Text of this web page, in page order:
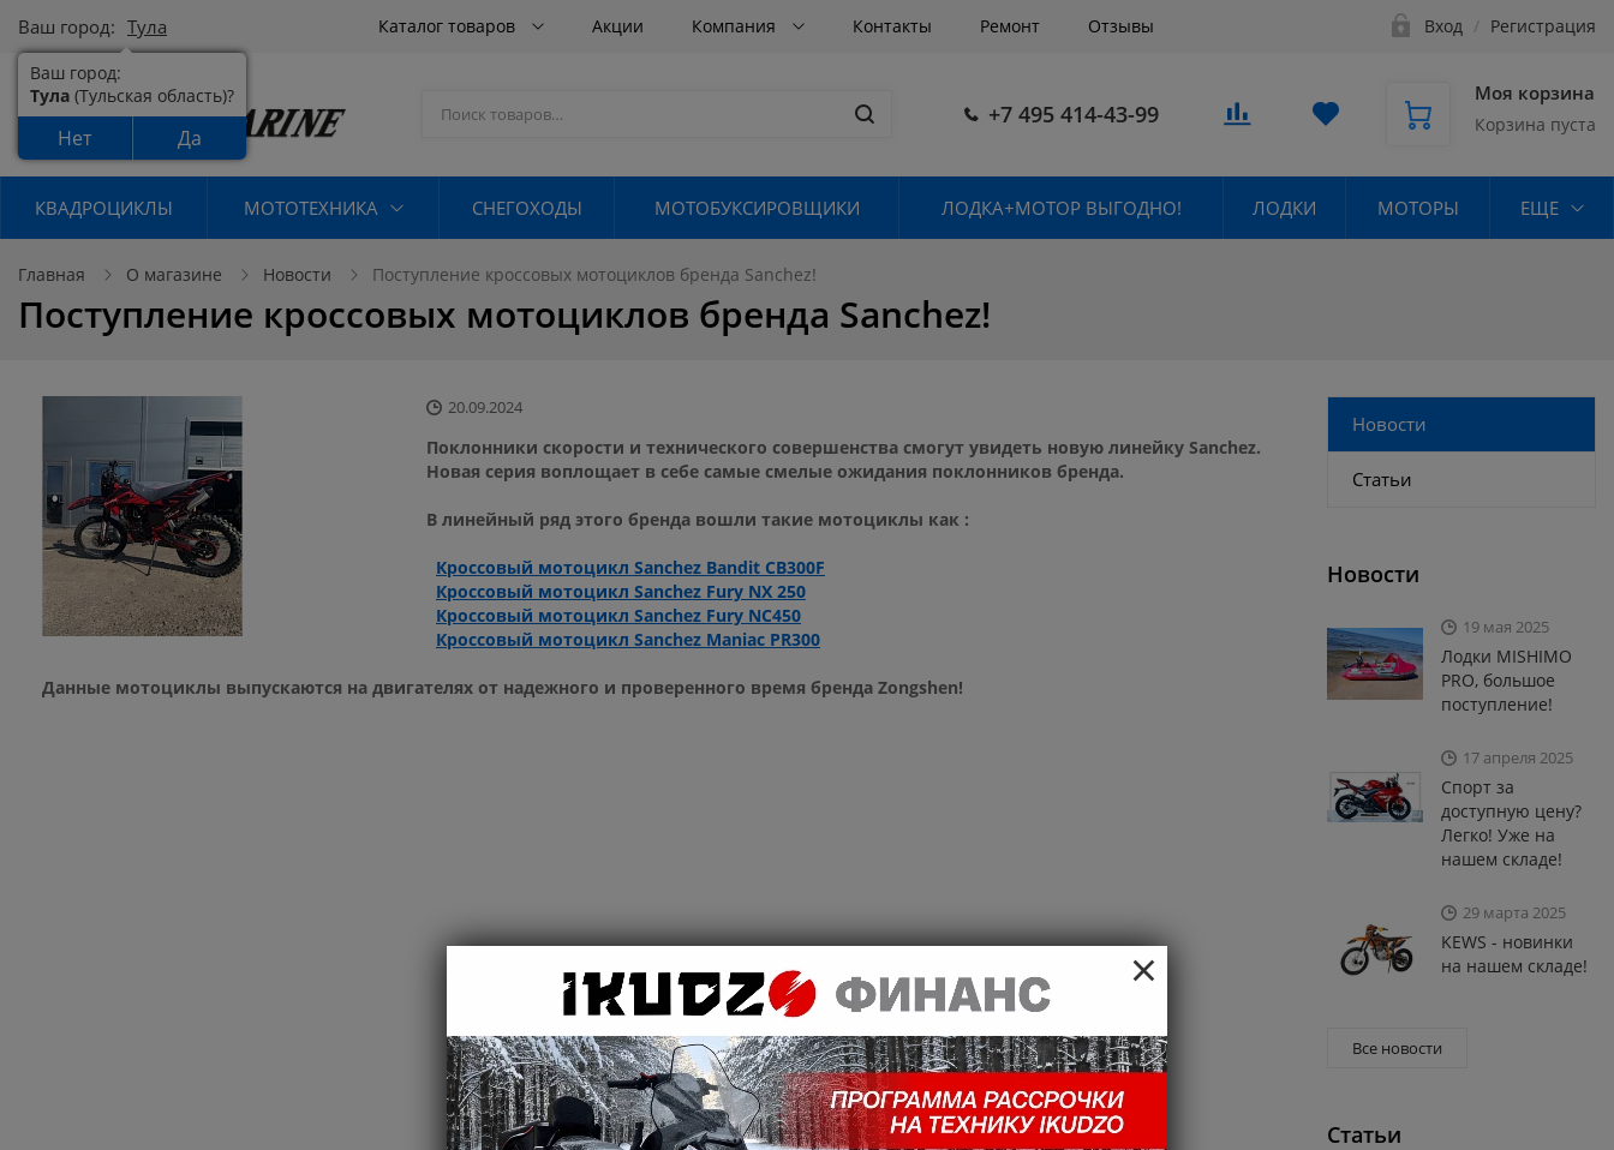
Ваш город: Тула
Ваш город:
Тула (Тульская область)?
Нет Да
Каталог товаров Акции Компания Контакты Ремонт Отзывы Вход / Регистрация
+7 495 414-43-99
Моя корзина
Корзина пуста
КВАДРОЦИКЛЫ МОТОТЕХНИКА СНЕГОХОДЫ МОТОБУКСИРОВЩИКИ ЛОДКА+МОТОР ВЫГОДНО! ЛОДКИ МОТОРЫ ЕЩЕ
Главная О магазине Новости Поступление кроссовых мотоциклов бренда Sanchez!
Поступление кроссовых мотоциклов бренда Sanchez!
20.09.2024
Поклонники скорости и технического совершенства смогут увидеть новую линейку Sanchez.
Новая серия воплощает в себе самые смелые ожидания поклонников бренда.
В линейный ряд этого бренда вошли такие мотоциклы как :
Кроссовый мотоцикл Sanchez Bandit CB300F
Кроссовый мотоцикл Sanchez Fury NX 250
Кроссовый мотоцикл Sanchez Fury NC450
Кроссовый мотоцикл Sanchez Maniac PR300
Данные мотоциклы выпускаются на двигателях от надежного и проверенного время бренда Zongshen!
Новости
Статьи
Новости
19 мая 2025
Лодки MISHIMO
PRO, большое
поступление!
17 апреля 2025
Спорт за
доступную цену?
Легко! Уже на
нашем складе!
29 марта 2025
KEWS - новинки
на нашем складе!
Все новости
Статьи
×